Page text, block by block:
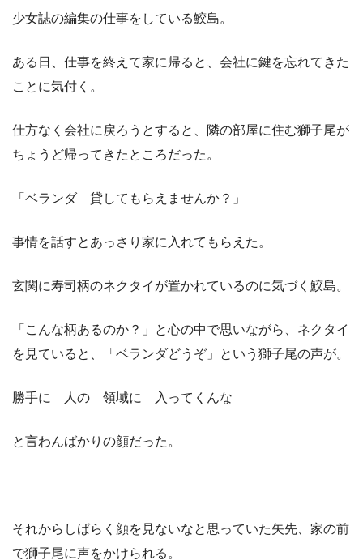
少女誌の編集の仕事をしている鮫島。
ある日、仕事を終えて家に帰ると、会社に鍵を忘れてきた
ことに気付く。
仕方なく会社に戻ろうとすると、隣の部屋に住む獅子尾が
ちょうど帰ってきたところだった。
「ベランダ 貸してもらえませんか？」
事情を話すとあっさり家に入れてもらえた。
玄関に寿司柄のネクタイが置かれているのに気づく鮫島。
「こんな柄あるのか？」と心の中で思いながら、ネクタイ
を見ていると、「ベランダどうぞ」という獅子尾の声が。
勝手に 人の 領域に 入ってくんな
と言わんばかりの顔だった。
それからしばらく顔を見ないなと思っていた矢先、家の前
で獅子尾に声をかけられる。